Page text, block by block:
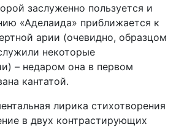
заслуженно пользуется и
«Аделаида» приближается к
арии (очевидно, образцом
некоторые
– недаром она в первом
кантатой.
лирика стихотворения
в двух контрастирующих